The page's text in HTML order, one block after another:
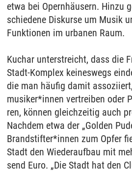
etwa bei Opernhäusern. Hin­zu
schie­de­ne Dis­kur­se um Mu­sik
Funk­tio­nen im ur­ba­nen Raum.
Kuchar un­ter­streicht, dass die
Stadt-Kom­plex kei­nes­wegs
die man häufig da­mit
mu­si­ker*innen ver­trei­ben oder
ren, können gleich­zei­tig auch
Nach­dem etwa der „Gol­den
Brand­stif­ter*in­nen zum Op­fer
Stadt den Wie­der­auf­bau mit
send Euro. „Die Stadt hat den